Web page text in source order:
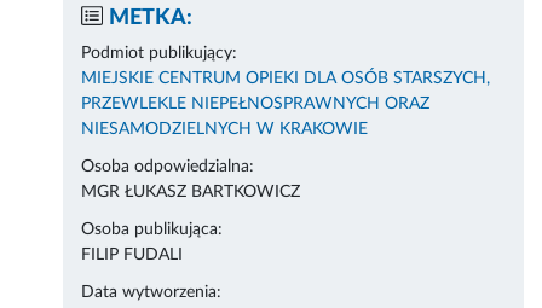
METKA:
Podmiot publikujący:
MIEJSKIE CENTRUM OPIEKI DLA OSÓB STARSZYCH,
PRZEWLEKLE NIEPEŁNOSPRAWNYCH ORAZ
NIESAMODZIELNYCH W KRAKOWIE
Osoba odpowiedzialna:
MGR ŁUKASZ BARTKOWICZ
Osoba publikująca:
FILIP FUDALI
Data wytworzenia: